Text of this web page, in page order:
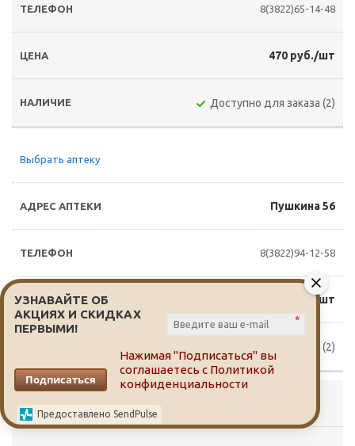
8(3822)65-14-48
470 руб./шт
Доступно для заказа (2)
Выбрать аптеку
Пушкина 56
8(3822)94-12-58
492 руб./шт
Доступно для заказа (2)
УЗНАВАЙТЕ ОБ
АКЦИЯХ И СКИДКАХ
ПЕРВЫМИ!
*
Подписаться
Нажимая "Подписаться" вы
соглашаетесь с Политикой
конфиденциальности
Предоставлено SendPulse